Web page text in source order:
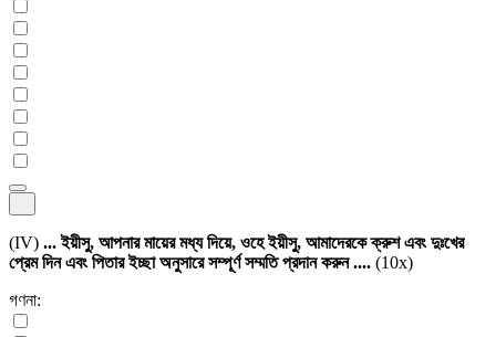
(IV) ... ইয়ীসু, আপনার মায়ের মধ্য দিয়ে, ওহে ইয়ীসু, আমাদেরকে ক্রুশ এবং দুঃখের
প্রেম দিন এবং পিতার ইচ্ছা অনুসারে সম্পূর্ণ সম্মতি প্রদান করুন .... (10x)
গণনা: